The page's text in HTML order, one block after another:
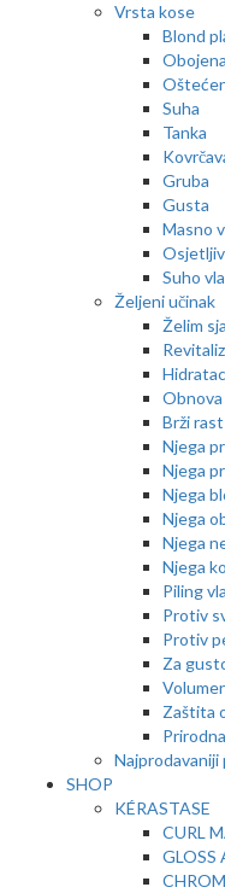
Vrsta kose
Blond
Obojena
Suha
Tanka
Gruba
Gusta
Masno
Suho
Željeni učinak
Želim
Brži
Njega
Njega
Njega
Njega
Njega
Njega
Piling
Protiv
Protiv
Za
Zaštita
Najprodavaniji
SHOP
KÉRASTASE
CURL
GLOSS